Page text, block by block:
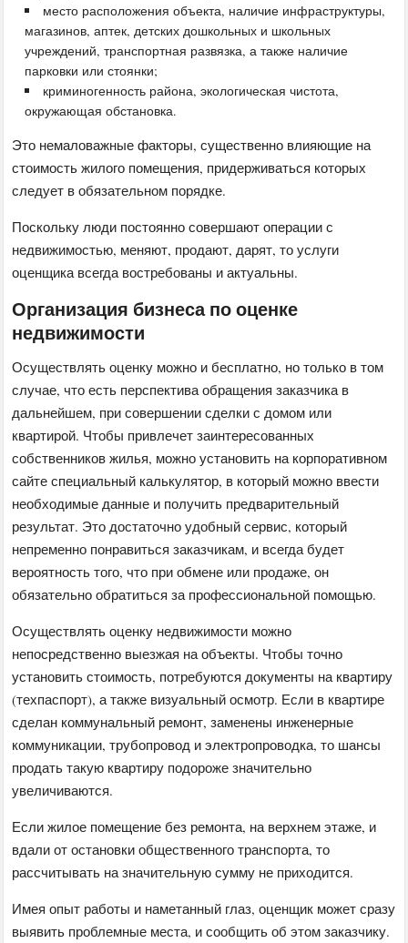
место расположения объекта, наличие инфраструктуры,
магазинов, аптек, детских дошкольных и школьных
учреждений, транспортная развязка, а также наличие
парковки или стоянки;
криминогенность района, экологическая чистота,
окружающая обстановка.
Это немаловажные факторы, существенно влияющие на
стоимость жилого помещения, придерживаться которых
следует в обязательном порядке.
Поскольку люди постоянно совершают операции с
недвижимостью, меняют, продают, дарят, то услуги
оценщика всегда востребованы и актуальны.
Организация бизнеса по оценке
недвижимости
Осуществлять оценку можно и бесплатно, но только в том
случае, что есть перспектива обращения заказчика в
дальнейшем, при совершении сделки с домом или
квартирой. Чтобы привлечет заинтересованных
собственников жилья, можно установить на корпоративном
сайте специальный калькулятор, в который можно ввести
необходимые данные и получить предварительный
результат. Это достаточно удобный сервис, который
непременно понравиться заказчикам, и всегда будет
вероятность того, что при обмене или продаже, он
обязательно обратиться за профессиональной помощью.
Осуществлять оценку недвижимости можно
непосредственно выезжая на объекты. Чтобы точно
установить стоимость, потребуются документы на квартиру
(техпаспорт), а также визуальный осмотр. Если в квартире
сделан коммунальный ремонт, заменены инженерные
коммуникации, трубопровод и электропроводка, то шансы
продать такую квартиру подороже значительно
увеличиваются.
Если жилое помещение без ремонта, на верхнем этаже, и
вдали от остановки общественного транспорта, то
рассчитывать на значительную сумму не приходится.
Имея опыт работы и наметанный глаз, оценщик может сразу
выявить проблемные места, и сообщить об этом заказчику.